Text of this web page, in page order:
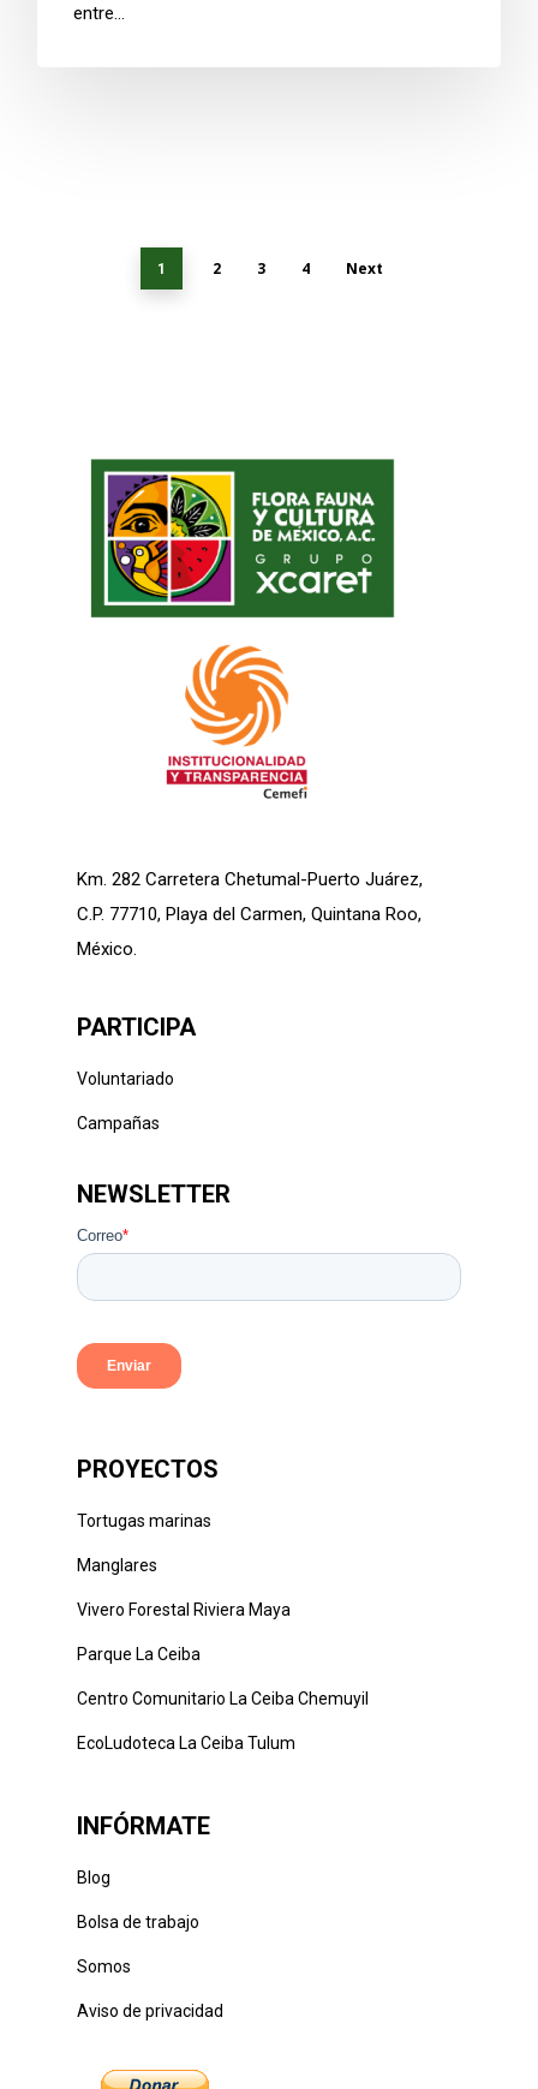
entre…
1 2 3 4 Next
Km. 282 Carretera Chetumal-Puerto Juárez,
C.P. 77710, Playa del Carmen, Quintana Roo,
México.
PARTICIPA
Voluntariado
Campañas
NEWSLETTER
PROYECTOS
Tortugas marinas
Manglares
Vivero Forestal Riviera Maya
Parque La Ceiba
Centro Comunitario La Ceiba Chemuyil
EcoLudoteca La Ceiba Tulum
INFÓRMATE
Blog
Bolsa de trabajo
Somos
Aviso de privacidad